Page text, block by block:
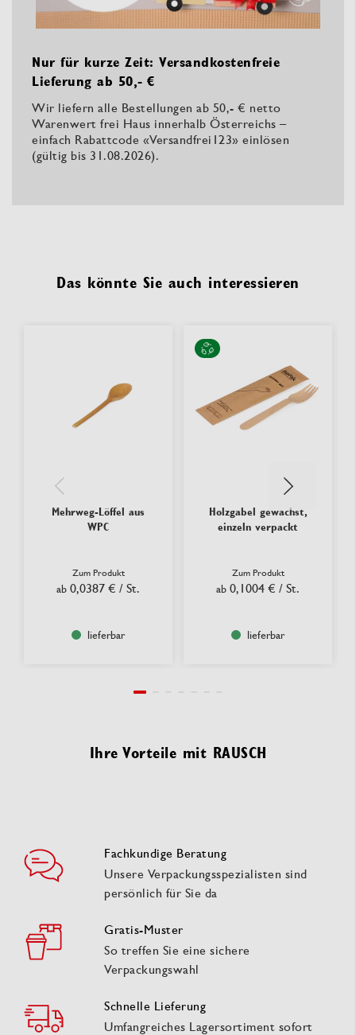
Nur für kurze Zeit: Versandkostenfreie
Lieferung ab 50,- €
Wir liefern alle Bestellungen ab 50,- € netto
Warenwert frei Haus innerhalb Österreichs –
einfach Rabattcode «Versandfrei123» einlösen
(gültig bis 31.08.2026).
Das könnte Sie auch interessieren
Mehrweg-Löffel aus
WPC
Zum Produkt
ab 0,0387 € / St.
lieferbar
Holzgabel gewachst,
einzeln verpackt
Zum Produkt
ab 0,1004 € / St.
lieferbar
Ihre Vorteile mit RAUSCH
Fachkundige Beratung
Unsere Verpackungsspezialisten sind
persönlich für Sie da
Gratis-Muster
So treffen Sie eine sichere
Verpackungswahl
Schnelle Lieferung
Umfangreiches Lagersortiment sofort